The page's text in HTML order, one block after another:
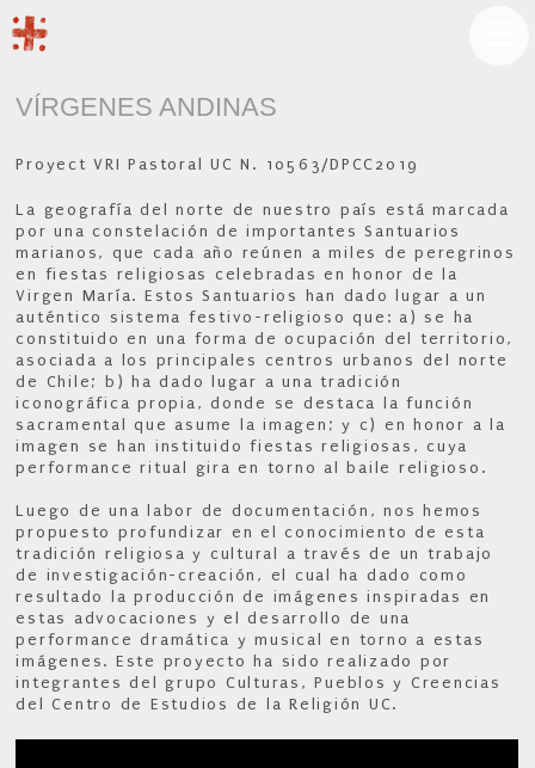
VÍRGENES ANDINAS
Proyect VRI Pastoral UC N. 10563/DPCC2019
La geografía del norte de nuestro país está marcada
por una constelación de importantes Santuarios
marianos, que cada año reúnen a miles de peregrinos
en fiestas religiosas celebradas en honor de la
Virgen María. Estos Santuarios han dado lugar a un
auténtico sistema festivo-religioso que: a) se ha
constituido en una forma de ocupación del territorio,
asociada a los principales centros urbanos del norte
de Chile; b) ha dado lugar a una tradición
iconográfica propia, donde se destaca la función
sacramental que asume la imagen; y c) en honor a la
imagen se han instituido fiestas religiosas, cuya
performance ritual gira en torno al baile religioso.
Luego de una labor de documentación, nos hemos
propuesto profundizar en el conocimiento de esta
tradición religiosa y cultural a través de un trabajo
de investigación-creación, el cual ha dado como
resultado la producción de imágenes inspiradas en
estas advocaciones y el desarrollo de una
performance dramática y musical en torno a estas
imágenes. Este proyecto ha sido realizado por
integrantes del grupo Culturas, Pueblos y Creencias
del Centro de Estudios de la Religión UC.